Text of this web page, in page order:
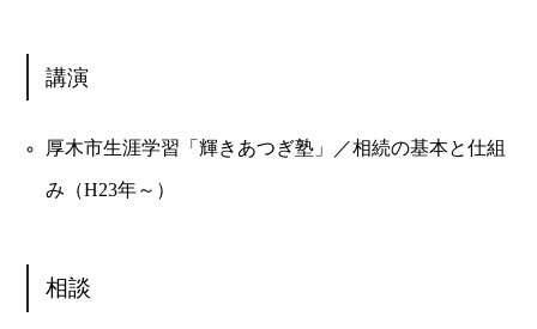
講演
厚木市生涯学習「輝きあつぎ塾」／相続の基本と仕組
み（H23年～）
相談